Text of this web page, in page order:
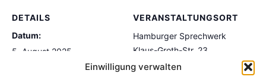
Einwilligung verwalten
DETAILS
Datum:
5. August 2025
VERANSTALTUNGSORT
Hamburger Sprechwerk
Klaus-Groth-Str. 23
Hamburg, 20535